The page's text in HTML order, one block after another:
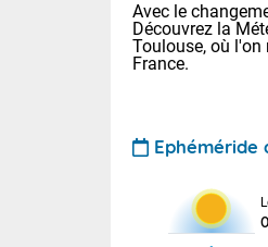
Avec le
Découvrez la
Toulouse, où
France.
Ephéméride